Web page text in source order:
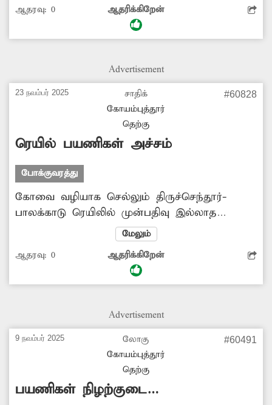
இருந்து பஸ் ஏற பயணிகள் பலரும் வந்து
செல்கின்றனர். ஆனால் அங்கு நிறுத்தப்படும்
செல்லும் பயணிகளுக்கு இடையூறு ஏற்படுகிறது.
அமைத்து, அங்கு இருசக்கர வாகனங்களை
நிறுத்த நடவடிக்கை எடுக்க வேண்டும்.
ஆதரவு: 0 ஆதரிக்கிறேன்
Advertisement
23 நவம்பர் 2025
சாதிக்
கோயம்புத்தூர்
தெற்கு
#60828
ரெயில் பயணிகள் அச்சம்
போக்குவரத்து
கோவை வழியாக செல்லும் திருச்செந்தூர்-
பாலக்காடு ரெயிலில் முன்பதிவு இல்லாத
பெட்டிகளில் மேற்கூரைகள் ஆங்காங்கே
உடைந்து காணப்படுகின்றன. அதை மறைக்க
தகர சீட் பயன்படுத்தப்பட்டு உள்ளது. அவை
பெயர்ந்து எப்போது வேண்டுமானாலும் கீழே
இருக்கின்றன. இதனால் ரெயில் பயணிகள்
உள்ளது. எனவே ரெயில் பெட்டி மேற்கூரையை
முறையாக பராமரிக்க அதிகாரிகள் உரிய
நடவடிக்கை எடுக்க வேண்டும்.
மேலும்
ஆதரவு: 0 ஆதரிக்கிறேன்
Advertisement
9 நவம்பர் 2025
லோகு
கோயம்புத்தூர்
தெற்கு
#60491
பயணிகள் நிழற்குடை